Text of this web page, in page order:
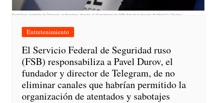
Entretenimiento
El Servicio Federal de Seguridad ruso
(FSB) responsabiliza a Pavel Durov, el
fundador y director de Telegram, de no
eliminar canales que habrían permitido la
organización de atentados y sabotajes